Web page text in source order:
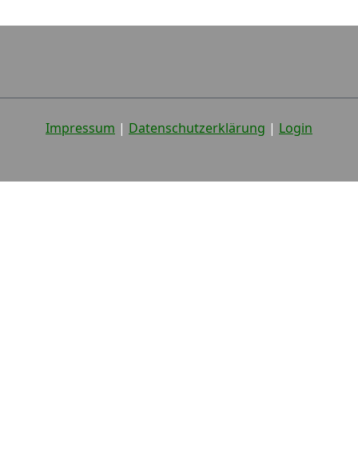
Impressum | Datenschutzerklärung | Login